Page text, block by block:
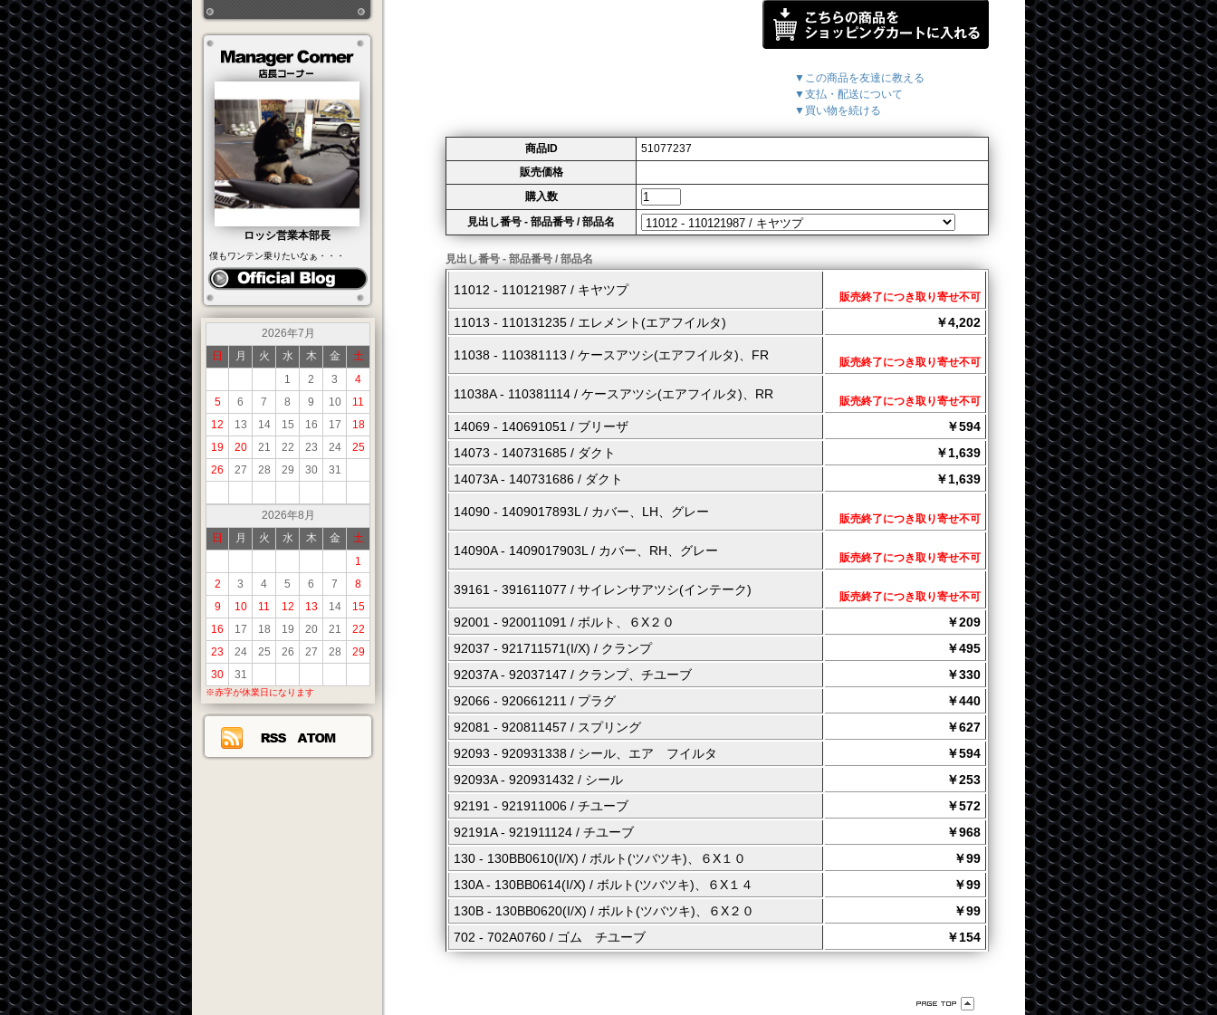
ロッシ営業本部長
僕もワンテン乗りたいなぁ・・・
2026年7月
日
月 火 水 木 金
土
1
2 3
4
5
6 7 8 9 10
11
12
13 14 15 16 17
18
19
20 21 22 23 24
25
26
27 28 29 30 31
2026年8月
日
月 火 水 木 金
土
1
2
3 4 5 6 7
8
9
10 11 12 13 14
15
16
17 18 19 20 21
22
23
24 25 26 27 28
29
30
31
※赤字が休業日になります
▼この商品を友達に教える
▼支払・配送について
▼買い物を続ける
商品ID
51077237
販売価格
購入数
見出し番号 - 部品番号 / 部品名
見出し番号 - 部品番号 / 部品名
11012 - 110121987 / キヤツプ 販売終了につき取り寄せ不可
11013 - 110131235 / エレメント(エアフイルタ) ￥4,202
11038 - 110381113 / ケースアツシ(エアフイルタ)、FR 販売終了につき取り寄せ不可
11038A - 110381114 / ケースアツシ(エアフイルタ)、RR 販売終了につき取り寄せ不可
14069 - 140691051 / ブリーザ
￥594
14073 - 140731685 / ダクト
￥1,639
14073A - 140731686 / ダクト
￥1,639
14090 - 1409017893L / カバー、LH、グレー 販売終了につき取り寄せ不可
14090A - 1409017903L / カバー、RH、グレー 販売終了につき取り寄せ不可
39161 - 391611077 / サイレンサアツシ(インテーク) 販売終了につき取り寄せ不可
92001 - 920011091 / ボルト、６X２０
￥209
92037 - 921711571(I/X) / クランプ
￥495
92037A - 92037147 / クランプ、チユーブ
￥330
92066 - 920661211 / プラグ
￥440
92081 - 920811457 / スプリング
￥627
92093 - 920931338 / シール、エア フイルタ
￥594
92093A - 920931432 / シール
￥253
92191 - 921911006 / チユーブ
￥572
92191A - 921911124 / チユーブ
￥968
130 - 130BB0610(I/X) / ボルト(ツバツキ)、６X１０
￥99
130A - 130BB0614(I/X) / ボルト(ツバツキ)、６X１４
￥99
130B - 130BB0620(I/X) / ボルト(ツバツキ)、６X２０
￥99
702 - 702A0760 / ゴム チユーブ
￥154